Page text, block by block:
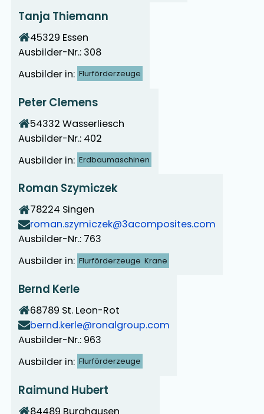
Tanja Thiemann
45329 Essen
Ausbilder-Nr.: 308
Ausbilder in: Flurförderzeuge
Peter Clemens
54332 Wasserliesch
Ausbilder-Nr.: 402
Ausbilder in: Erdbaumaschinen
Roman Szymiczek
78224 Singen
roman.szymiczek@3acomposites.com
Ausbilder-Nr.: 763
Ausbilder in: Flurförderzeuge Krane
Bernd Kerle
68789 St. Leon-Rot
bernd.kerle@ronalgroup.com
Ausbilder-Nr.: 963
Ausbilder in: Flurförderzeuge
Raimund Hubert
84489 Burghausen